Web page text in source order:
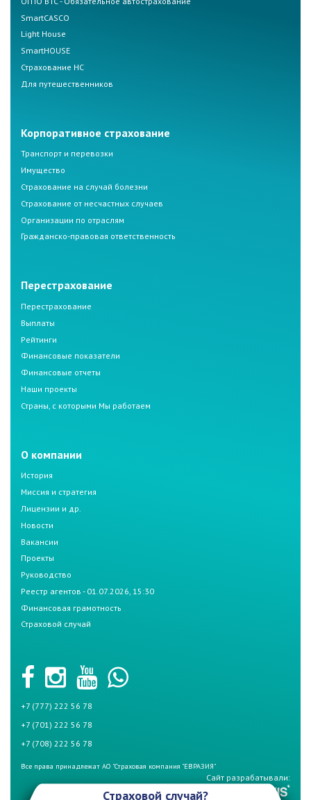
SmartCASCO
Light House
SmartHOUSE
Страхование НС
Для путешественников
Корпоративное страхование
Транспорт и перевозки
Имущество
Страхование на случай болезни
Страхование от несчастных случаев
Организации по отраслям
Гражданско-правовая ответственность
Перестрахование
Перестрахование
Выплаты
Рейтинги
Финансовые показатели
Финансовые отчеты
Наши проекты
Страны, с которыми Мы работаем
О компании
История
Миссия и стратегия
Лицензии и др.
Новости
Вакансии
Проекты
Руководство
Реестр агентов - 01.07.2026, 15:30
Финансовая грамотность
Страховой случай
+7 (777) 222 56 78
+7 (701) 222 56 78
+7 (708) 222 56 78
Все права принадлежат АО "Страховая компания "ЕВРАЗИЯ"
Сайт разрабатывали:
Страховой случай?